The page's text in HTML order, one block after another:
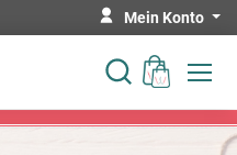
Mein Konto